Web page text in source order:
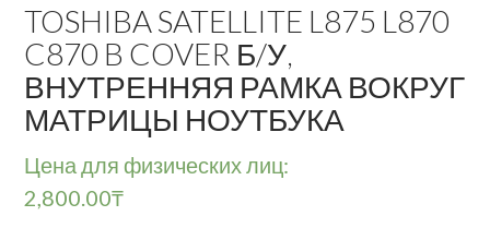
TOSHIBA SATELLITE L875 L870
C870 B COVER Б/У,
ВНУТРЕННЯЯ РАМКА ВОКРУГ
МАТРИЦЫ НОУТБУКА
Цена для физических лиц:
2,800.00₸